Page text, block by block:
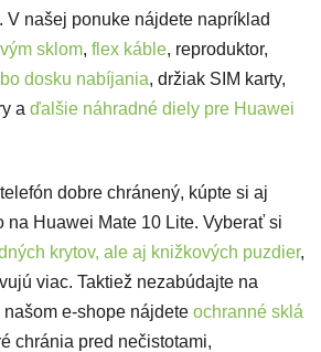
V našej ponuke nájdete napríklad
sklom, flex káble, reproduktor,
dosku nabíjania, držiak SIM karty,
a ďalšie náhradné diely pre Huawei
dobre chránený, kúpte si aj
na Huawei Mate 10 Lite. Vyberať si
krytov, ale aj knižkových puzdier,
viac. Taktiež nezabúdajte na
e-shope nájdete ochranné sklá
chránia pred nečistotami,